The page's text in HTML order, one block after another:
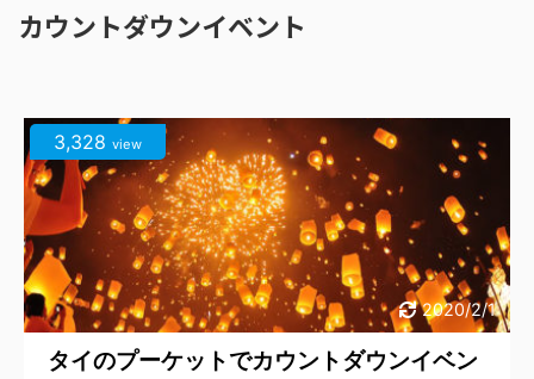
カウントダウンイベント
2020/2/1
3,328 view
タイのプーケットでカウントダウンイベン